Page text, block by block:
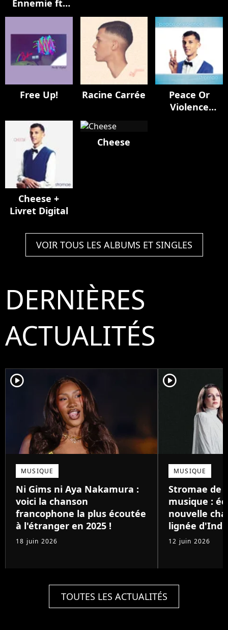
Ennemie ft.
Coldplay
Free Up! Racine Carrée
Peace Or
Violence
Cheese +
Livret Digital
Cheese
VOIR TOUS LES ALBUMS ET SINGLES
DERNIÈRES
ACTUALITÉS
player2
MUSIQUE
Ni Gims ni Aya Nakamura :
voici la chanson
francophone la plus écoutée
à l'étranger en 2025 !
18 juin 2026
player2
MUSIQUE
Stromae de
musique :
nouvelle
lignée
12 juin 2026
TOUTES LES ACTUALITÉS